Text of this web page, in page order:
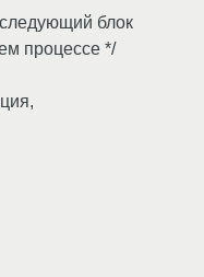
следующий блок
процессе */